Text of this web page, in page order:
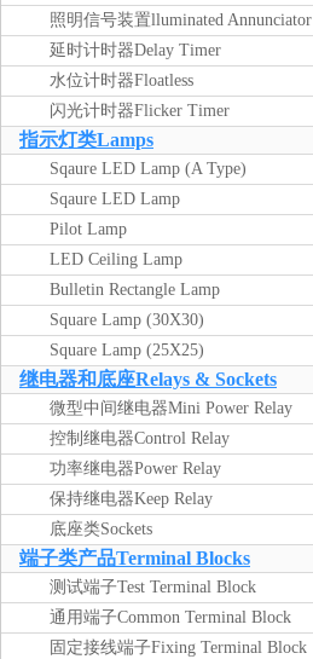
Protection
照明信号装置lluminated Annunciator
Unit
延时计时器Delay Timer
水位计时器Floatless
闪光计时器Flicker Timer
指示灯类Lamps
Sqaure LED Lamp (A Type)
Sqaure LED Lamp
Pilot Lamp
LED Ceiling Lamp
Bulletin Rectangle Lamp
Square Lamp (30X30)
Square Lamp (25X25)
继电器和底座Relays & Sockets
微型中间继电器Mini Power Relay
控制继电器Control Relay
功率继电器Power Relay
保持继电器Keep Relay
底座类Sockets
端子类产品Terminal Blocks
测试端子Test Terminal Block
通用端子Common Terminal Block
固定接线端子Fixing Terminal Block
产品
名称 描述 内容
电话：021-36508525
传真：021-59253906